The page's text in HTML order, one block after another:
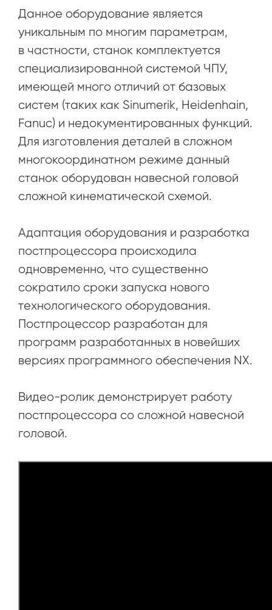
Данное оборудование является
уникальным по многим параметрам,
в частности, станок комплектуется
специализированной системой ЧПУ,
имеющей много отличий от базовых
систем (таких как Sinumerik, Heidenhain,
Fanuc) и недокументированных функций.
Для изготовления деталей в сложном
многокоординатном режиме данный
станок оборудован навесной головой
сложной кинематической схемой.
Адаптация оборудования и разработка
постпроцессора происходила
одновременно, что существенно
сократило сроки запуска нового
технологического оборудования.
Постпроцессор разработан для
программ разработанных в новейших
версиях программного обеспечения NX.
Видео-ролик демонстрирует работу
постпроцессора со сложной навесной
головой.